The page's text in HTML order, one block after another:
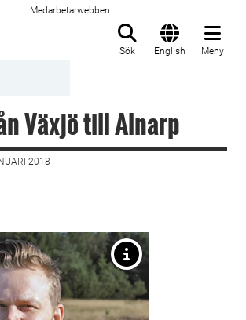
Medarbetarwebben
Sök English Meny
Växjö till Alnarp
2018